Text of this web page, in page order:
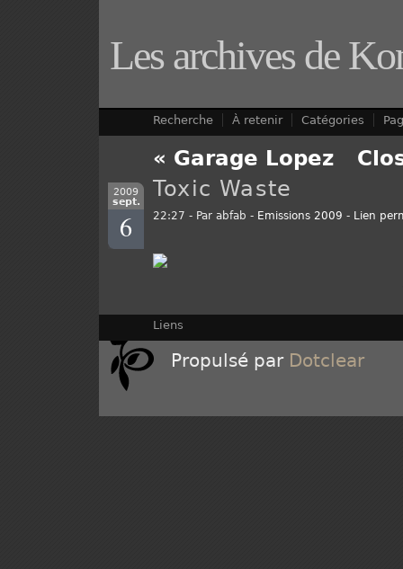
Les archives de
Recherche À retenir Catégories
« Garage Lopez
2009
sept.
6
Toxic Waste
22:27 - Par abfab - Emissions 2009 - Lien
Liens
Propulsé par Dotclear